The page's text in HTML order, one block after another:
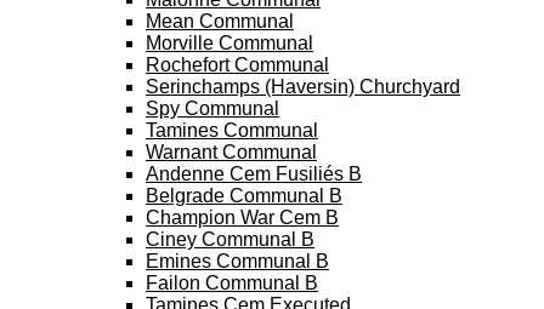
Mean Communal
Morville Communal
Rochefort Communal
Serinchamps (Haversin) Churchyard
Spy Communal
Tamines Communal
Warnant Communal
Andenne Cem Fusiliés B
Belgrade Communal B
Champion War Cem B
Ciney Communal B
Emines Communal B
Failon Communal B
Tamines Cem Executed